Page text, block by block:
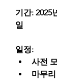
기간: 2025
일
일정:
사전
마무